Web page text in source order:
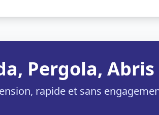
Pergola, Abris
rapide et sans